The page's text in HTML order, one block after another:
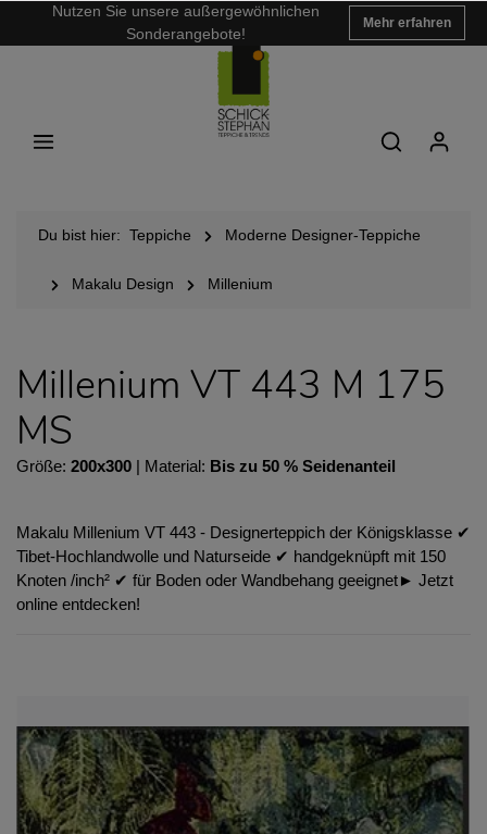
Nutzen Sie unsere außergewöhnlichen
Sonderangebote!
Mehr erfahren
Du bist hier: Teppiche Moderne Designer-Teppiche
Makalu Design Millenium
Millenium VT 443 M 175
MS
Größe: 200x300 | Material: Bis zu 50 % Seidenanteil
Makalu Millenium VT 443 - Designerteppich der Königsklasse ✔︎
Tibet-Hochlandwolle und Naturseide ✔︎ handgeknüpft mit 150
Knoten /inch² ✔︎ für Boden oder Wandbehang geeignet► Jetzt
online entdecken!